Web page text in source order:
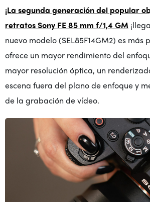
¡La segunda generación del popular
retratos Sony FE 85 mm f/1,4 GM
nuevo modelo (SEL85F14GM2) es más
ofrece un mayor rendimiento del
mayor resolución óptica, un
escena fuera del plano de enfoque y
de la grabación de vídeo.